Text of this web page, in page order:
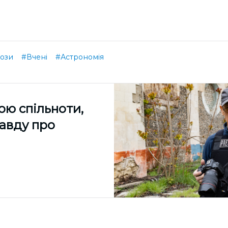
#Вчені #Астрономія
спільноти,
про